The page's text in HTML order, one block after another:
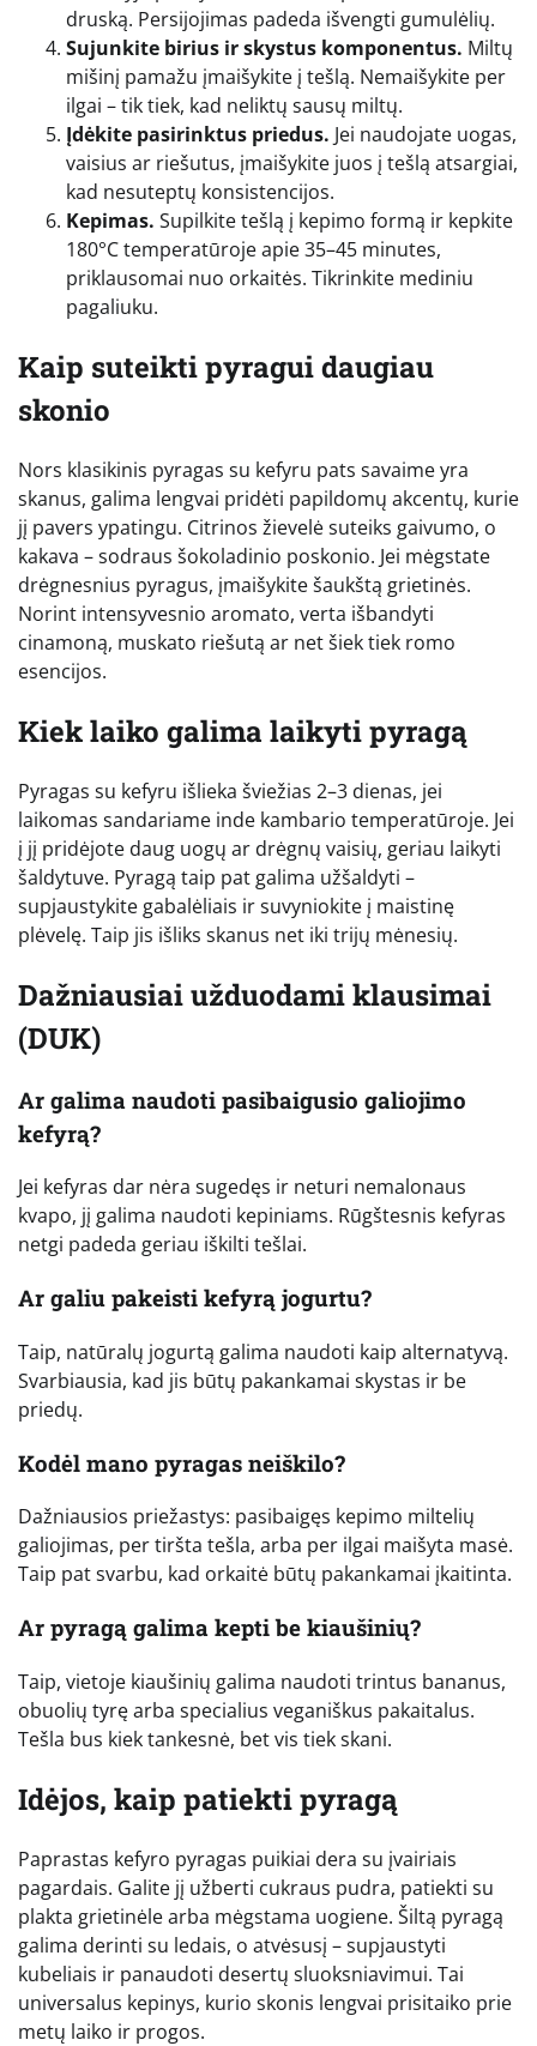
druską. Persijojimas padeda išvengti gumulėlių.
Sujunkite birius ir skystus komponentus. Miltų
mišinį pamažu įmaišykite į tešlą. Nemaišykite per
ilgai – tik tiek, kad neliktų sausų miltų.
Įdėkite pasirinktus priedus. Jei naudojate uogas,
vaisius ar riešutus, įmaišykite juos į tešlą atsargiai,
kad nesuteptų konsistencijos.
Kepimas. Supilkite tešlą į kepimo formą ir kepkite
180°C temperatūroje apie 35–45 minutes,
priklausomai nuo orkaitės. Tikrinkite mediniu
pagaliuku.
Kaip suteikti pyragui daugiau
skonio
Nors klasikinis pyragas su kefyru pats savaime yra
skanus, galima lengvai pridėti papildomų akcentų, kurie
jį pavers ypatingu. Citrinos žievelė suteiks gaivumo, o
kakava – sodraus šokoladinio poskonio. Jei mėgstate
drėgnesnius pyragus, įmaišykite šaukštą grietinės.
Norint intensyvesnio aromato, verta išbandyti
cinamoną, muskato riešutą ar net šiek tiek romo
esencijos.
Kiek laiko galima laikyti pyragą
Pyragas su kefyru išlieka šviežias 2–3 dienas, jei
laikomas sandariame inde kambario temperatūroje. Jei
į jį pridėjote daug uogų ar drėgnų vaisių, geriau laikyti
šaldytuve. Pyragą taip pat galima užšaldyti –
supjaustykite gabalėliais ir suvyniokite į maistinę
plėvelę. Taip jis išliks skanus net iki trijų mėnesių.
Dažniausiai užduodami klausimai
(DUK)
Ar galima naudoti pasibaigusio galiojimo
kefyrą?
Jei kefyras dar nėra sugedęs ir neturi nemalonaus
kvapo, jį galima naudoti kepiniams. Rūgštesnis kefyras
netgi padeda geriau iškilti tešlai.
Ar galiu pakeisti kefyrą jogurtu?
Taip, natūralų jogurtą galima naudoti kaip alternatyvą.
Svarbiausia, kad jis būtų pakankamai skystas ir be
priedų.
Kodėl mano pyragas neiškilo?
Dažniausios priežastys: pasibaigęs kepimo miltelių
galiojimas, per tiršta tešla, arba per ilgai maišyta masė.
Taip pat svarbu, kad orkaitė būtų pakankamai įkaitinta.
Ar pyragą galima kepti be kiaušinių?
Taip, vietoje kiaušinių galima naudoti trintus bananus,
obuolių tyrę arba specialius veganiškus pakaitalus.
Tešla bus kiek tankesnė, bet vis tiek skani.
Idėjos, kaip patiekti pyragą
Paprastas kefyro pyragas puikiai dera su įvairiais
pagardais. Galite jį užberti cukraus pudra, patiekti su
plakta grietinėle arba mėgstama uogiene. Šiltą pyragą
galima derinti su ledais, o atvėsusį – supjaustyti
kubeliais ir panaudoti desertų sluoksniavimui. Tai
universalus kepinys, kurio skonis lengvai prisitaiko prie
metų laiko ir progos.